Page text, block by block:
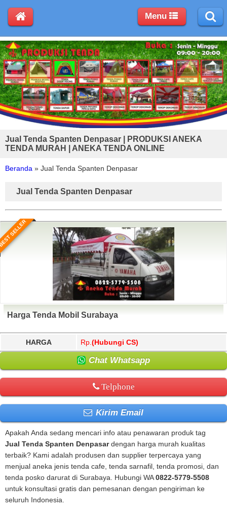
Jual Tenda Spanten Denpasar | PRODUKSI ANEKA
TENDA MURAH | ANEKA TENDA ONLINE
Beranda » Jual Tenda Spanten Denpasar
Jual Tenda Spanten Denpasar
SELLER
Harga Tenda Mobil Surabaya
HARGA Rp. (Hubungi CS)
Chat Whatsapp
Telphone
Kirim Email
Apakah Anda sedang mencari info atau penawaran produk tag
Jual Tenda Spanten Denpasardengan harga murah kualitas
terbaik? Kami adalah produsen dan supplier terpercaya yang
menjual aneka jenis tenda cafe, tenda sarnafil, tenda promosi, dan
tenda posko darurat di Surabaya. Hubungi WA0822-5779-5508
untuk konsultasi gratis dan pemesanan dengan pengiriman ke
seluruh Indonesia.
Menu